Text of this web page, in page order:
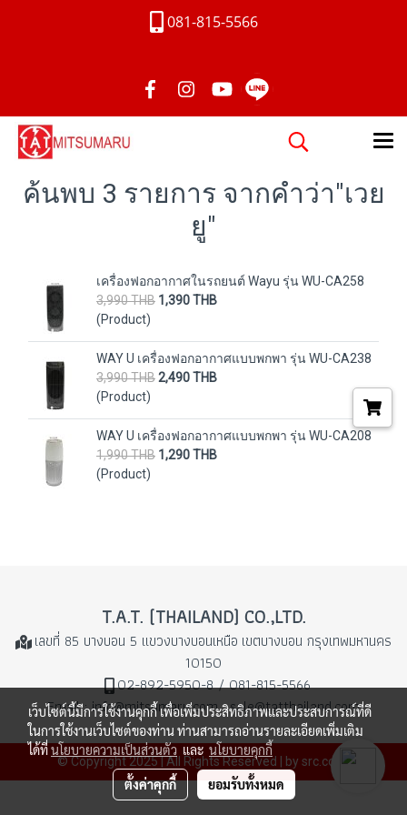
081-815-5566
ค้นพบ 3 รายการ จากคำว่า"เวย
ยู"
เครื่องฟอกอากาศในรถยนต์ Wayu รุ่น WU-CA258
3,990 THB 1,390 THB
(Product)
WAY U เครื่องฟอกอากาศแบบพกพา รุ่น WU-CA238
3,990 THB2,490 THB
(Product)
WAY U เครื่องฟอกอากาศแบบพกพา รุ่น WU-CA208
1,990 THB 1,290 THB
(Product)
T.A.T. (THAILAND) CO.,LTD.
เลขที่ 85 บางบอน 5 แขวงบางบอนเหนือ เขตบางบอน กรุงเทพมหานคร
10150
02-892-5950-8 / 081-815-5566
Email : info@mitsumaru.com , sale@tatthailand.com
© Copyright 2025 | All Rights Reserved | by src.co.th
เว็บไซต์นี้มีการใช้งานคุกกี้ เพื่อเพิ่มประสิทธิภาพและประสบการณ์ที่ดี
ในการใช้งานเว็บไซต์ของท่าน ท่านสามารถอ่านรายละเอียดเพิ่มเติม
ได้ที่นโยบายความเป็นส่วนตัว และ นโยบายคุกกี้
ตั้งค่าคุกกี้ ยอมรับทั้งหมด